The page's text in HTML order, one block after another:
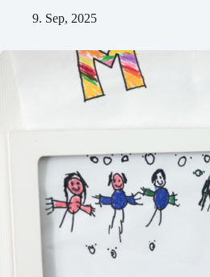
9. Sep, 2025